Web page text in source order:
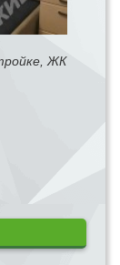
ЖК